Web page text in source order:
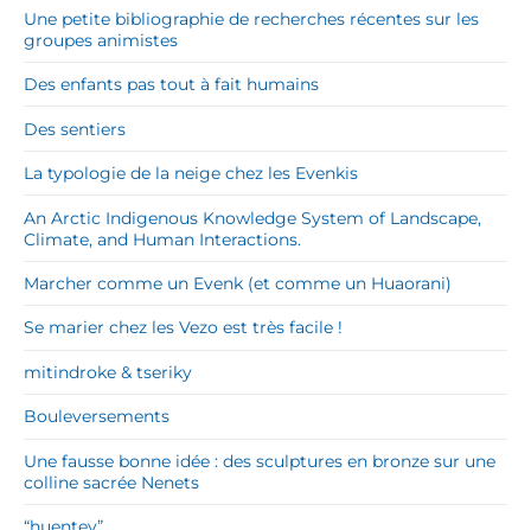
Une petite bibliographie de recherches récentes sur les
groupes animistes
Des enfants pas tout à fait humains
Des sentiers
La typologie de la neige chez les Evenkis
An Arctic Indigenous Knowledge System of Landscape,
Climate, and Human Interactions.
Marcher comme un Evenk (et comme un Huaorani)
Se marier chez les Vezo est très facile !
mitindroke & tseriky
Bouleversements
Une fausse bonne idée : des sculptures en bronze sur une
colline sacrée Nenets